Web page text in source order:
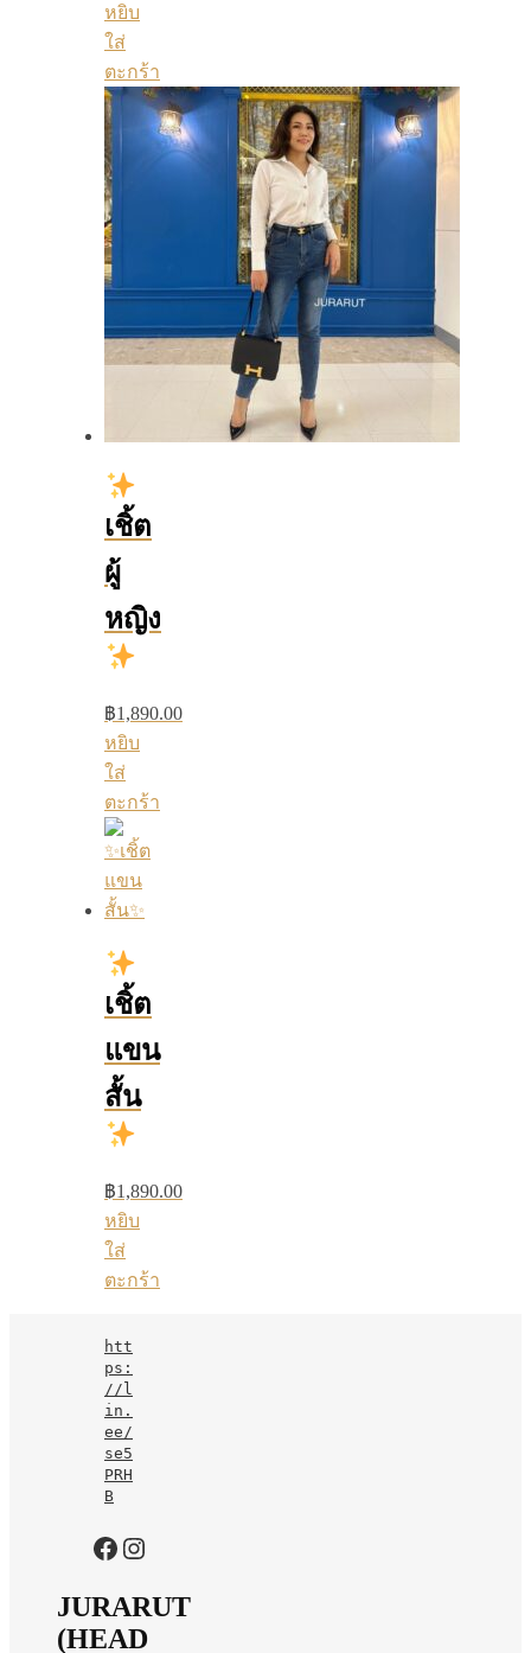
หยิบ
ใส่
ตะกร้า
เชิ้ต
ผู้
หญิง
฿1,890.00
หยิบ
ใส่
ตะกร้า
เชิ้ต
แขน
สั้น
฿1,890.00
หยิบ
ใส่
ตะกร้า
htt
ps:
//l
in.
ee/
se5
PRH
B
https://www.facebook.com/jurarutofficial?mibextid=LQQJ4d
Instagram
JURARUT
(HEAD